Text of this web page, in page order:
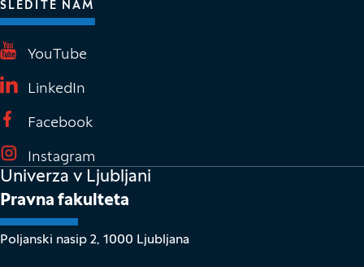
SLEDITE NAM
YouTube
LinkedIn
Facebook
Instagram
Univerza v Ljubljani
Pravna fakulteta
Poljanski nasip 2, 1000 Ljubljana